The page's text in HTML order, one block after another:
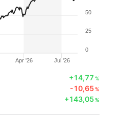
Apr '26 Jul '26
0
25
50
+14,77 %
-10,65%
+143,05%